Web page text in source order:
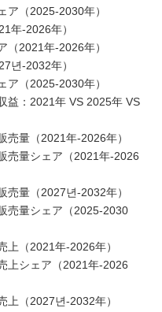
ア（2025-2030年）
年-2026年）
（2021年-2026年）
년-2032年）
ア（2025-2030年）
益：2021年 VS 2025年 VS
売量（2021年-2026年）
売量シェア（2021年-2026
売量（2027년-2032年）
売量シェア（2025-2030
上（2021年-2026年）
上シェア（2021年-2026
上（2027년-2032年）